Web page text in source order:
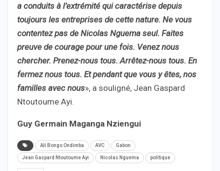
a conduits à l’extrémité qui caractérise depuis
toujours les entreprises de cette nature. Ne vous
contentez pas de Nicolas Nguema seul. Faites
preuve de courage pour une fois. Venez nous
chercher. Prenez-nous tous. Arrêtez-nous tous. En
fermez nous tous. Et pendant que vous y êtes, nos
familles avec nous», a souligné, Jean Gaspard
Ntoutoume Ayi.
Guy Germain Maganga Nziengui
Ali Bongo Ondimba AVC Gabon
Jean Gaspard Ntoutoume Ayi Nicolas Nguema politique